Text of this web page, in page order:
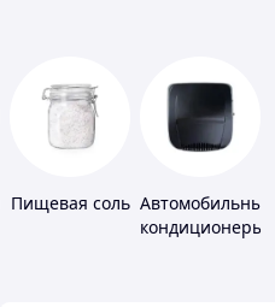
Пищевая соль Автомобильные
кондиционеры